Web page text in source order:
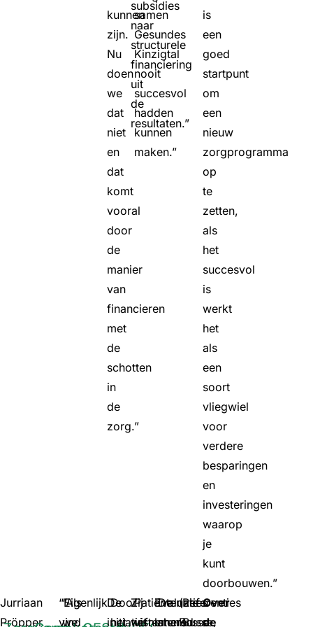
kunnen
zijn.
Nu
doen
we
dat
niet
en
dat
komt
vooral
door
de
manier
van
financieren
met
de
schotten
in
de
zorg.”
subsidies
naar
structurele
financiering
uit
de
resultaten.”
samen
Gesundes
Kinzigtal
nooit
succesvol
hadden
kunnen
maken.”
is
een
goed
startpunt
om
een
nieuw
zorgprogramma
op
te
zetten,
als
het
succesvol
is
werkt
het
als
een
soort
vliegwiel
voor
verdere
besparingen
en
investeringen
waarop
je
kunt
doorbouwen.”
Jurriaan
Pröpper
“Eigenlijk
vind
“Als
we
De
initiatiefnemers
Door
het
Zij
wisten
Patiënten
uit
Evaluaties
laten
De
shared
(zie
Busse
Referenties
Busse,
Over
de